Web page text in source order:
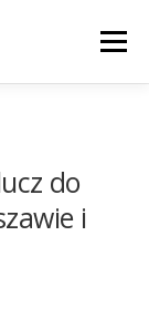
Menu
I OKOLICE
do
i